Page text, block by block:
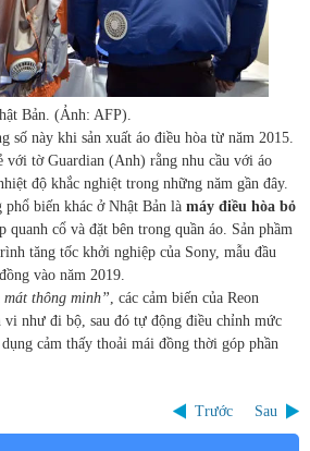
Bản. (Ảnh: AFP).
số này khi sản xuất áo điều hòa từ năm 2015.
với tờ Guardian (Anh) rằng nhu cầu với áo
độ khắc nghiệt trong những năm gần đây.
biến khác ở Nhật Bản là máy điều hòa bỏ
quanh cổ và đặt bên trong quần áo. Sản phầm
tăng tốc khởi nghiệp của Sony, mẫu đầu
vào năm 2019.
mát thông minh” , các cảm biến của Reon
vi như đi bộ, sau đó tự động điều chỉnh mức
cảm thấy thoải mái đồng thời góp phần
Trước Sau